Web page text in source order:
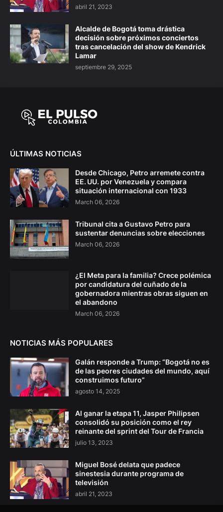
abril 21, 2023
Alcalde de Bogotá toma drástica
decisión sobre próximos conciertos
tras cancelación del show de Kendrick
Lamar
septiembre 29, 2025
ÚLTIMAS NOTICIAS
Desde Chicago, Petro arremete contra
EE. UU. por Venezuela y compara
situación internacional con 1933
March 06, 2026
Tribunal cita a Gustavo Petro para
sustentar denuncias sobre elecciones
March 06, 2026
¿El Meta para la familia? Crece polémica
por candidatura del cuñado de la
gobernadora mientras obras siguen en
el abandono
March 06, 2026
NOTICIAS MÁS POPULARES
Galán responde a Trump: “Bogotá no es
de las peores ciudades del mundo, aquí
construimos futuro”
agosto 14, 2025
Al ganar la etapa 11, Jasper Philipsen
consolidó su posición como el rey
reinante del sprint del Tour de Francia
julio 13, 2023
Miguel Bosé delata que padece
sinestesia durante programa de
televisión
abril 21, 2023